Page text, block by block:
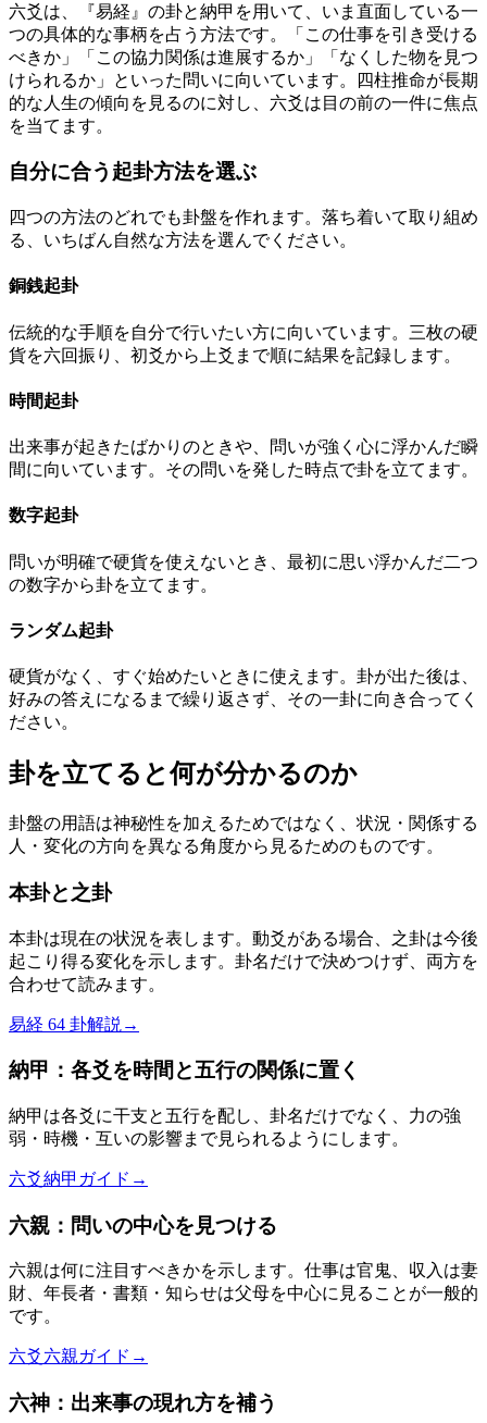
六爻は、『易経』の卦と納甲を用いて、いま直面している一
つの具体的な事柄を占う方法です。「この仕事を引き受ける
べきか」「この協力関係は進展するか」「なくした物を見つ
けられるか」といった問いに向いています。四柱推命が長期
的な人生の傾向を見るのに対し、六爻は目の前の一件に焦点
を当てます。
自分に合う起卦方法を選ぶ
四つの方法のどれでも卦盤を作れます。落ち着いて取り組め
る、いちばん自然な方法を選んでください。
銅銭起卦
伝統的な手順を自分で行いたい方に向いています。三枚の硬
貨を六回振り、初爻から上爻まで順に結果を記録します。
時間起卦
出来事が起きたばかりのときや、問いが強く心に浮かんだ瞬
間に向いています。その問いを発した時点で卦を立てます。
数字起卦
問いが明確で硬貨を使えないとき、最初に思い浮かんだ二つ
の数字から卦を立てます。
ランダム起卦
硬貨がなく、すぐ始めたいときに使えます。卦が出た後は、
好みの答えになるまで繰り返さず、その一卦に向き合ってく
ださい。
卦を立てると何が分かるのか
卦盤の用語は神秘性を加えるためではなく、状況・関係する
人・変化の方向を異なる角度から見るためのものです。
本卦と之卦
本卦は現在の状況を表します。動爻がある場合、之卦は今後
起こり得る変化を示します。卦名だけで決めつけず、両方を
合わせて読みます。
易経 64 卦解説 →
納甲：各爻を時間と五行の関係に置く
納甲は各爻に干支と五行を配し、卦名だけでなく、力の強
弱・時機・互いの影響まで見られるようにします。
六爻納甲ガイド →
六親：問いの中心を見つける
六親は何に注目すべきかを示します。仕事は官鬼、収入は妻
財、年長者・書類・知らせは父母を中心に見ることが一般的
です。
六爻六親ガイド →
六神：出来事の現れ方を補う